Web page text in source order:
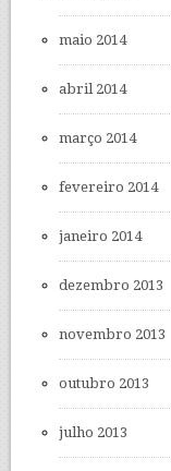
maio 2014
abril 2014
março 2014
fevereiro 2014
janeiro 2014
dezembro 2013
novembro 2013
outubro 2013
julho 2013